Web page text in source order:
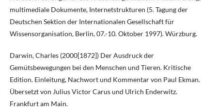
multimediale Dokumente, Internetstrukturen (5. Tagung der
Deutschen Sektion der Internationalen Gesellschaft für
Wissensorganisation, Berlin, 07.-10. Oktober 1997). Würzburg.
Darwin, Charles (2000[1872]) Der Ausdruck der
Gemütsbewegungen bei den Menschen und Tieren. Kritische
Edition. Einleitung, Nachwort und Kommentar von Paul Ekman.
Übersetzt von Julius Victor Carus und Ulrich Enderwitz.
Frankfurt am Main.